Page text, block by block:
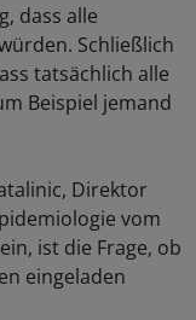
dass alle
Schließlich
tatsächlich alle
Beispiel jemand
Direktor
vom
ist die Frage, ob
eingeladen